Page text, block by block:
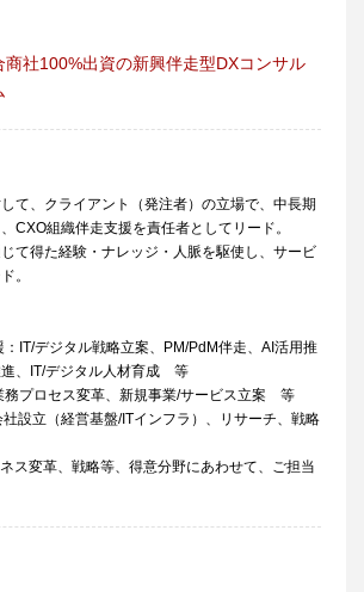
社100%出資の新興伴走型DXコンサル
て、クライアント（発注者）の立場で、中長期
CXO組織伴走支援を責任者としてリード。
て得た経験・ナレッジ・人脈を駆使し、サービ
。
：IT/デジタル戦略立案、PM/PdM伴走、AI活用推
、IT/デジタル人材育成 等
務プロセス変革、新規事業/サービス立案 等
社設立（経営基盤/ITインフラ）、リサーチ、戦略
ス変革、戦略等、得意分野にあわせて、ご担当